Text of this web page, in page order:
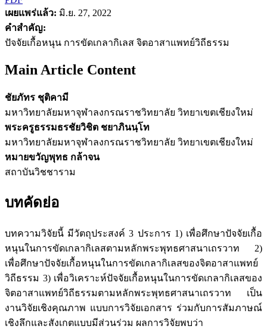
เผยแพร่แล้ว: มิ.ย. 27, 2022
คำสำคัญ:
ปัจจัยเกื้อหนุน การขัดเกลากิเลส จิตอาสาแพทย์วิถีธรรม
Main Article Content
ชัยภัทร ชุติคามี
มหาวิทยาลัยมหาจุฬาลงกรณราชวิทยาลัย วิทยาเขตเชียงใหม่
พระครูธรรมธรชัยวิชิต ชยาภินนฺโท
มหาวิทยาลัยมหาจุฬาลงกรณราชวิทยาลัย วิทยาเขตเชียงใหม่
หมายขวัญพุทธ กล้าจน
สถาบันวิชชาราม
บทคัดย่อ
บทความวิจัยนี้ มีวัตถุประสงค์ 3 ประการ 1) เพื่อศึกษาปัจจัยเกื้อ
หนุนในการขัดเกลากิเลสตามหลักพระพุทธศาสนาเถรวาท 2)
เพื่อศึกษาปัจจัยเกื้อหนุนในการขัดเกลากิเลสของจิตอาสาแพทย์
วิถีธรรม 3) เพื่อวิเคราะห์ปัจจัยเกื้อหนุนในการขัดเกลากิเลสของ
จิตอาสาแพทย์วิถีธรรมตามหลักพระพุทธศาสนาเถรวาท เป็น
งานวิจัยเชิงคุณภาพ แบบการวิจัยเอกสาร ร่วมกับการสัมภาษณ์
เชิงลึกและสังเกตแบบมีส่วนร่วม ผลการวิจัยพบว่า